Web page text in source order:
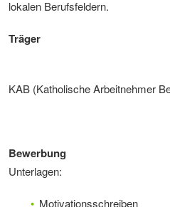
lokalen Berufsfeldern.
Träger
KAB (Katholische Arbeitnehmer
Bewerbung
Unterlagen:
Motivationsschreiben